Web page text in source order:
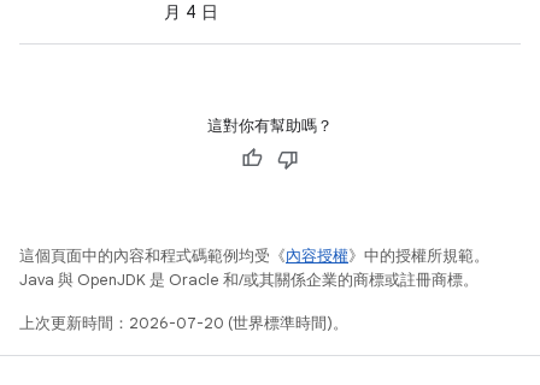
月 4 日
這對你有幫助嗎？
這個頁面中的內容和程式碼範例均受《內容授權》中的授權所規範。
Java 與 OpenJDK 是 Oracle 和/或其關係企業的商標或註冊商標。
上次更新時間：2026-07-20 (世界標準時間)。